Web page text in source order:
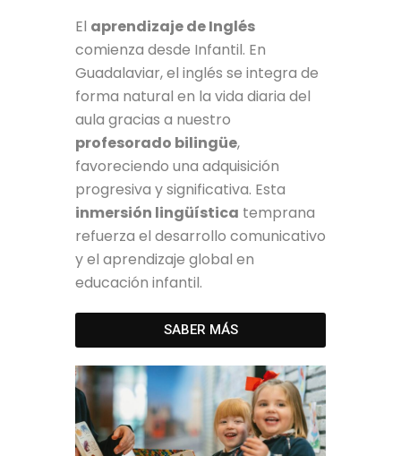
El aprendizaje de Inglés
comienza desde Infantil. En
Guadalaviar, el inglés se integra de
forma natural en la vida diaria del
aula gracias a nuestro
profesorado bilingüe,
favoreciendo una adquisición
progresiva y significativa. Esta
inmersión lingüística temprana
refuerza el desarrollo comunicativo
y el aprendizaje global en
educación infantil.
SABER MÁS